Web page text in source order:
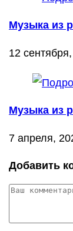
Музыка из
12
Музыка из
7 апреля,
Добавить